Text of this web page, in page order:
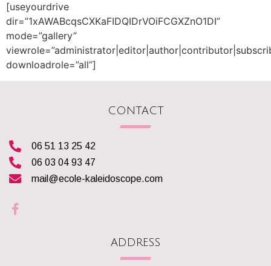
[useyourdrive
dir=”1xAWABcqsCXKaFIDQIDrVOiFCGXZnO1DI”
mode=”gallery”
downloadrole=”all”]
CONTACT
06 51 13 25 42
06 03 04 93 47
mail@ecole-kaleidoscope.com
ADDRESS